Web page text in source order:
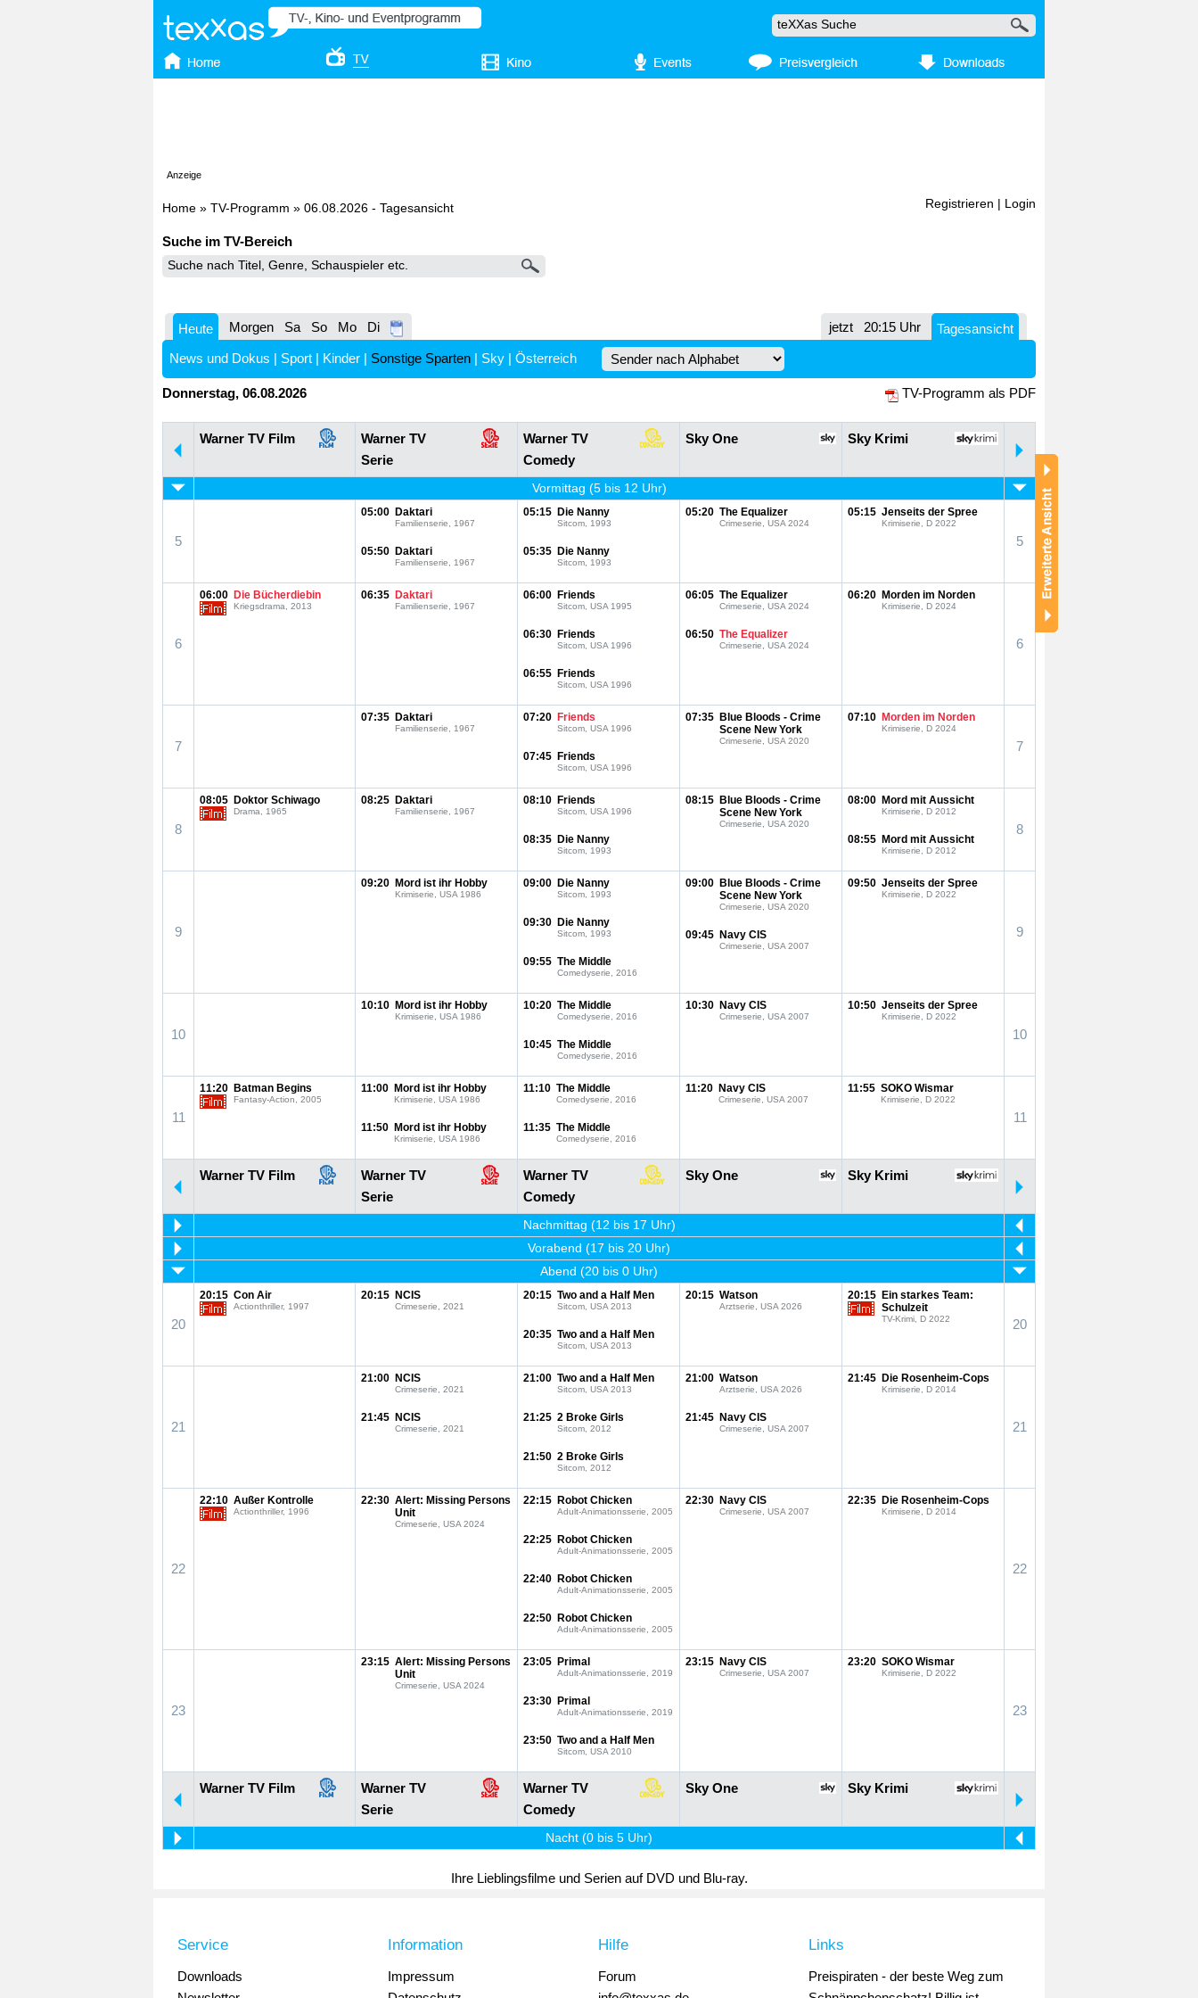
Anzeige
Home » TV-Programm » 06.08.2026 - Tagesansicht Registrieren Login
Suche im TV-Bereich
Heute Morgen Sa So Mo Di jetzt 20:15 Uhr
Tagesansicht
News und Dokus | Sport | Kinder | Sonstige Sparten | Sky | Österreich
Donnerstag, 06.08.2026 TV-Programm als PDF
Warner TV Film
Warner TV
Serie
Warner TV
Comedy
Sky One Sky Krimi
Vormittag (5 bis 12 Uhr)
5
05:00 Daktari
Familienserie, 1967
05:50 Daktari
Familienserie, 1967
05:15 Die Nanny
Sitcom, 1993
05:35 Die Nanny
Sitcom, 1993
05:20 The Equalizer
Crimeserie, USA 2024
05:15 Jenseits der Spree
Krimiserie, D 2022
5
6
06:00 Die Bücherdiebin
Kriegsdrama, 2013
06:35 Daktari
Familienserie, 1967
06:00 Friends
Sitcom, USA 1995
06:30 Friends
Sitcom, USA 1996
06:55 Friends
Sitcom, USA 1996
06:05 The Equalizer
Crimeserie, USA 2024
06:50 The Equalizer
Crimeserie, USA 2024
06:20 Morden im Norden
Krimiserie, D 2024
6
7
07:35 Daktari
Familienserie, 1967
07:20 Friends
Sitcom, USA 1996
07:45 Friends
Sitcom, USA 1996
07:35 Blue Bloods - Crime
Scene New York
Crimeserie, USA 2020
07:10 Morden im Norden
Krimiserie, D 2024
7
8
08:05 Doktor Schiwago
Drama, 1965
08:25 Daktari
Familienserie, 1967
08:10 Friends
Sitcom, USA 1996
08:35 Die Nanny
Sitcom, 1993
08:15 Blue Bloods - Crime
Scene New York
Crimeserie, USA 2020
08:00 Mord mit Aussicht
Krimiserie, D 2012
08:55 Mord mit Aussicht
Krimiserie, D 2012
8
9
09:20 Mord ist ihr Hobby
Krimiserie, USA 1986
09:00 Die Nanny
Sitcom, 1993
09:30 Die Nanny
Sitcom, 1993
09:55 The Middle
Comedyserie, 2016
09:00 Blue Bloods - Crime
Scene New York
Crimeserie, USA 2020
09:45 Navy CIS
Crimeserie, USA 2007
09:50 Jenseits der Spree
Krimiserie, D 2022
9
10
10:10 Mord ist ihr Hobby
Krimiserie, USA 1986
10:20 The Middle
Comedyserie, 2016
10:45 The Middle
Comedyserie, 2016
10:30 Navy CIS
Crimeserie, USA 2007
10:50 Jenseits der Spree
Krimiserie, D 2022
10
11
11:20 Batman Begins
Fantasy-Action, 2005
11:00 Mord ist ihr Hobby
Krimiserie, USA 1986
11:50 Mord ist ihr Hobby
Krimiserie, USA 1986
11:10 The Middle
Comedyserie, 2016
11:35 The Middle
Comedyserie, 2016
11:20 Navy CIS
Crimeserie, USA 2007
11:55 SOKO Wismar
Krimiserie, D 2022
11
Warner TV Film
Warner TV
Serie
Warner TV
Comedy
Sky One Sky Krimi
Nachmittag (12 bis 17 Uhr)
Vorabend (17 bis 20 Uhr)
Abend (20 bis 0 Uhr)
20
20:15 Con Air
Actionthriller, 1997
20:15 NCIS
Crimeserie, 2021
20:15 Two and a Half Men
Sitcom, USA 2013
20:35 Two and a Half Men
Sitcom, USA 2013
20:15 Watson
Arztserie, USA 2026
20:15 Ein starkes Team:
Schulzeit
TV-Krimi, D 2022 20
21
21:00 NCIS
Crimeserie, 2021
21:45 NCIS
Crimeserie, 2021
21:00 Two and a Half Men
Sitcom, USA 2013
21:25 2 Broke Girls
Sitcom, 2012
21:50 2 Broke Girls
Sitcom, 2012
21:00 Watson
Arztserie, USA 2026
21:45 Navy CIS
Crimeserie, USA 2007
21:45 Die Rosenheim-Cops
Krimiserie, D 2014
21
22
22:10 Außer Kontrolle
Actionthriller, 1996
22:30 Alert: Missing Persons
Unit
Crimeserie, USA 2024
22:15 Robot Chicken
Adult-Animationsserie, 2005
22:25 Robot Chicken
Adult-Animationsserie, 2005
22:40 Robot Chicken
Adult-Animationsserie, 2005
22:50 Robot Chicken
Adult-Animationsserie, 2005
22:30 Navy CIS
Crimeserie, USA 2007
22:35 Die Rosenheim-Cops
Krimiserie, D 2014
22
23
23:15 Alert: Missing Persons
Unit
Crimeserie, USA 2024
23:05 Primal
Adult-Animationsserie, 2019
23:30 Primal
Adult-Animationsserie, 2019
23:50 Two and a Half Men
Sitcom, USA 2010
23:15 Navy CIS
Crimeserie, USA 2007
23:20 SOKO Wismar
Krimiserie, D 2022
23
Warner TV Film
Warner TV
Serie
Warner TV
Comedy
Sky One Sky Krimi
Nacht (0 bis 5 Uhr)
Ihre Lieblingsfilme und Serien auf DVD und Blu-ray.
Service
Downloads
Information
Impressum
Hilfe
Forum
Links
Preispiraten - der beste Weg zum